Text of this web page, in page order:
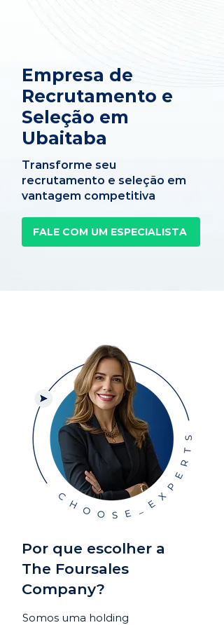
Empresa de
Recrutamento e
Seleção em
Ubaitaba
Transforme seu
recrutamento e seleção em
vantagem competitiva
FALE COM UM ESPECIALISTA
Por que escolher a
The Foursales
Company?
Somos uma holding